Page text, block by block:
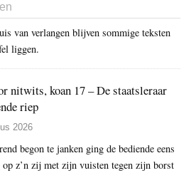
van verlangen blijven sommige teksten
liggen.
nitwits, koan 17 – De staatsleraar
riep
2026
begon te janken ging de bediende eens
z’n zij met zijn vuisten tegen zijn borst